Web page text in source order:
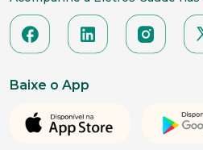
Baixe o App